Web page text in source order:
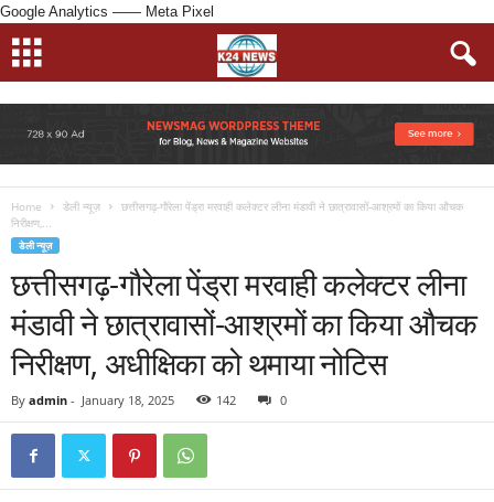
Google Analytics —— Meta Pixel
Home डेली न्यूज़
छत्तीसगढ़-गौरेला पेंड्रा मरवाही कलेक्टर लीना मंडावी ने छात्रावासों-आश्रमों का किया औचक
निरीक्षण,...
डेली न्यूज़
छत्तीसगढ़-गौरेला पेंड्रा मरवाही कलेक्टर लीना
मंडावी ने छात्रावासों-आश्रमों का किया औचक
निरीक्षण, अधीक्षिका को थमाया नोटिस
By admin - January 18, 2025 142 0